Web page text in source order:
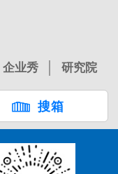
企业秀 研究院
搜箱